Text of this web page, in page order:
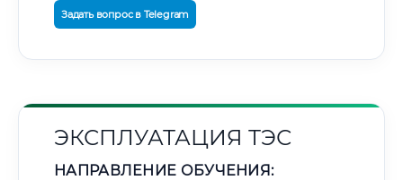
Задать вопрос в Telegram
ЭКСПЛУАТАЦИЯ ТЭС
НАПРАВЛЕНИЕ ОБУЧЕНИЯ: